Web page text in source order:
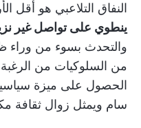
النفاق التلاعبي هو أقل
ينطوي على تواصل غير
والتحدث بسوء من وراء
من السلوكيات من
الحصول على ميزة
سام ويمثل زوال ثقافة